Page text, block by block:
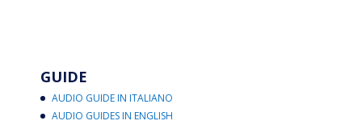
GUIDE
AUDIO GUIDE IN ITALIANO
AUDIO GUIDES IN ENGLISH